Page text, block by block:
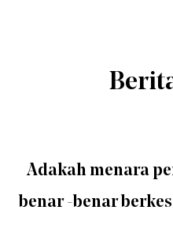
Adakah menara
benar -benar